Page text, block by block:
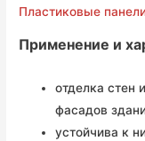
Пластиковые
Применение и
отделка стен
фасадов
устойчива к